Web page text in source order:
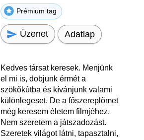
Prémium tag
Üzenet Adatlap
Kedves társat keresek. Menjünk
el mi is, dobjunk érmét a
szökőkútba és kívánjunk valami
különlegeset. De a főszereplőmet
még keresem életem filmjéhez.
Nem szeretem a játszadozást.
Szeretek világot látni, tapasztalni,